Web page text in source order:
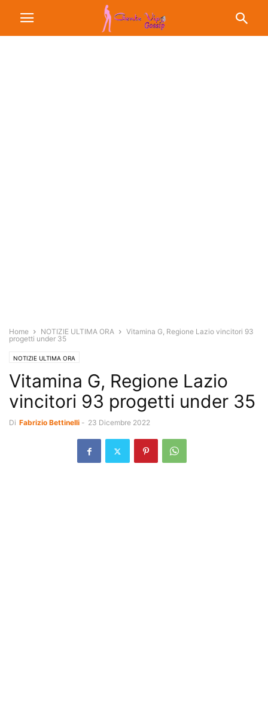
Home NOTIZIE ULTIMA ORA
Vitamina G, Regione Lazio vincitori 93
progetti under 35
NOTIZIE ULTIMA ORA
Vitamina G, Regione Lazio
vincitori 93 progetti under 35
Di Fabrizio Bettinelli - 23 Dicembre 2022